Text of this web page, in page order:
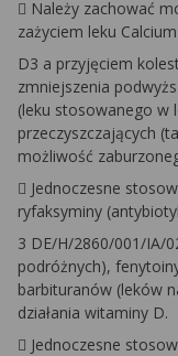
 Należy zachować
zażyciem leku
D3 a przyjęciem
zmniejszenia
(leku stosowanego w
przeczyszczających
możliwość
 Jednoczesne
ryfaksyminy
3 DE/H/2860/001/IA/
podróżnych),
barbituranów (leków
działania witaminy D.
 Jednoczesne